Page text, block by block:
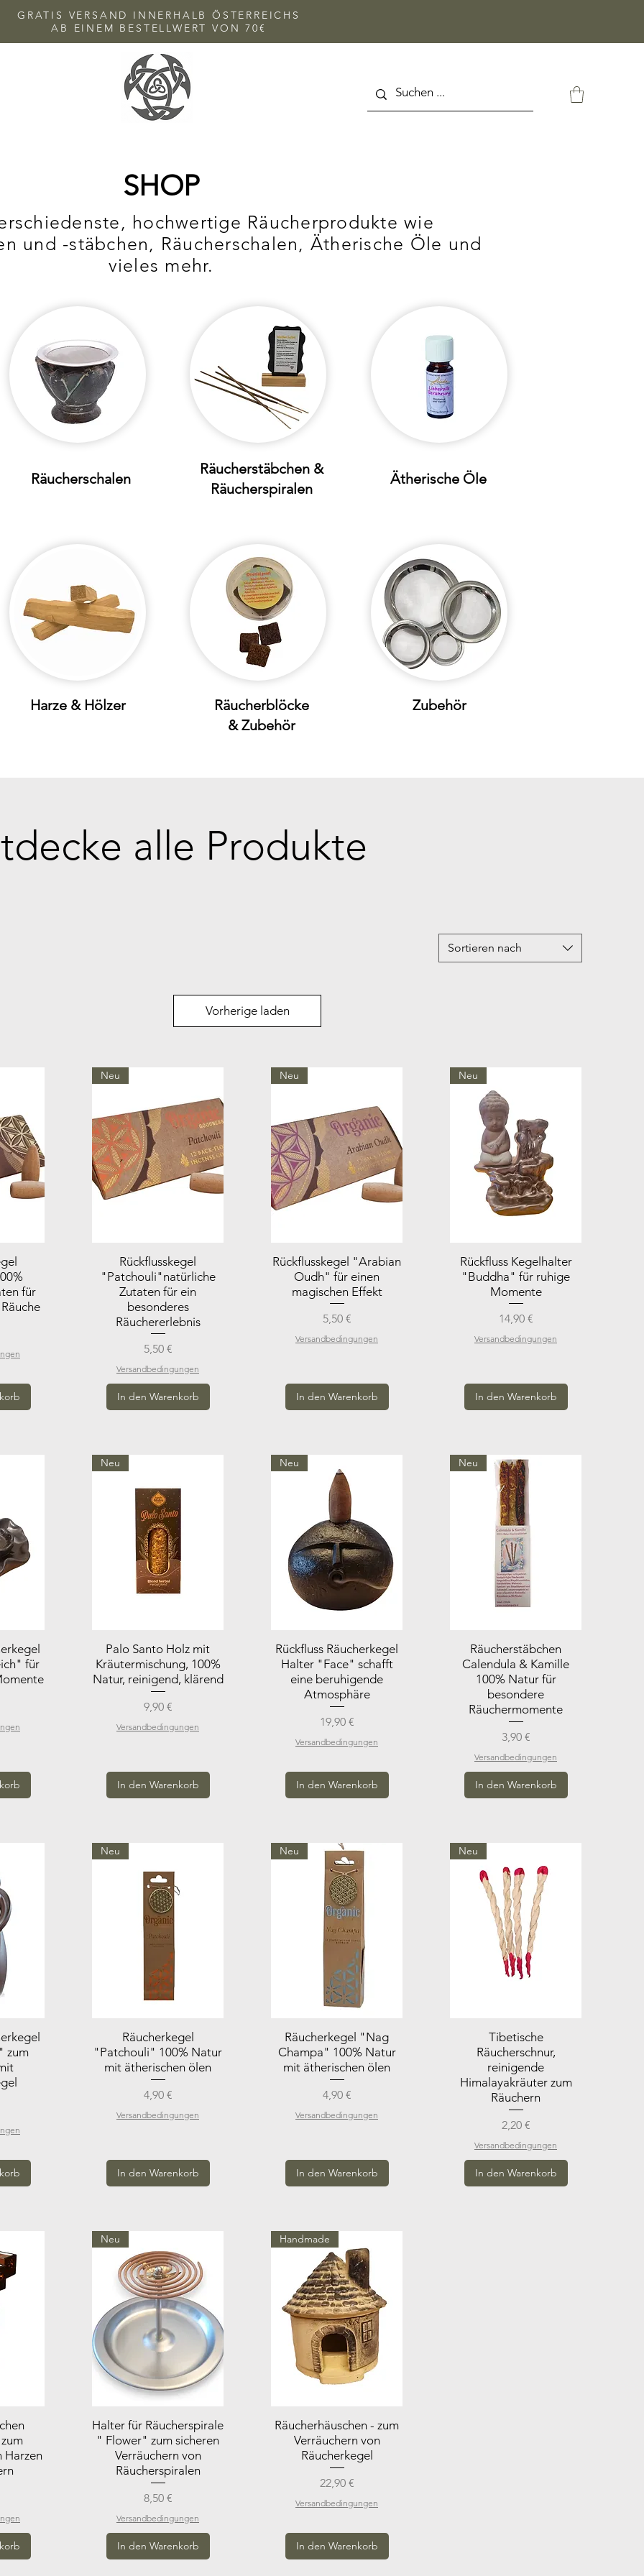
GRATIS VERSAND INNERHALB ÖSTERREICHS
AB EINEM BESTELLWERT VON 70€
SHOP
hochwertige Räucherprodukte wie
und -stäbchen, Räucherschalen, Ätherische Öle und
vieles mehr.
Räucherschalen
Räucherstäbchen &
Räucherspiralen
Ätherische Öle
Harze & Hölzer
Räucherblöcke
& Zubehör
Zubehör
alle Produkte
Sortieren nach
Vorherige laden
für
Neu
Rückflusskegel
"Patchouli"natürliche
Zutaten für ein
besonderes
Räuchererlebnis
Preis
5,50 €
Versandbedingungen
In den Warenkorb
Neu
Rückflusskegel "Arabian
Oudh" für einen
magischen Effekt
Preis
5,50 €
Versandbedingungen
In den Warenkorb
Neu
Rückfluss Kegelhalter
"Buddha" für ruhige
Momente
Preis
14,90 €
Versandbedingungen
In den Warenkorb
für
Neu
Palo Santo Holz mit
Kräutermischung, 100%
Natur, reinigend, klärend
Preis
9,90 €
Versandbedingungen
In den Warenkorb
Neu
Rückfluss Räucherkegel
Halter "Face" schafft
eine beruhigende
Atmosphäre
Preis
19,90 €
Versandbedingungen
In den Warenkorb
Neu
Räucherstäbchen
Calendula & Kamille
100% Natur für
besondere
Räuchermomente
Preis
3,90 €
Versandbedingungen
In den Warenkorb
zum
Neu
Räucherkegel
"Patchouli" 100% Natur
mit ätherischen ölen
Preis
4,90 €
Versandbedingungen
In den Warenkorb
Neu
Räucherkegel "Nag
Champa" 100% Natur
mit ätherischen ölen
Preis
4,90 €
Versandbedingungen
In den Warenkorb
Neu
Tibetische
Räucherschnur,
reinigende
Himalayakräuter zum
Räuchern
Preis
2,20 €
Versandbedingungen
In den Warenkorb
Harzen
Neu
Halter für Räucherspirale
" Flower" zum sicheren
Verräuchern von
Räucherspiralen
Preis
8,50 €
Versandbedingungen
In den Warenkorb
Handmade
Räucherhäuschen - zum
Verräuchern von
Räucherkegel
Preis
22,90 €
Versandbedingungen
In den Warenkorb